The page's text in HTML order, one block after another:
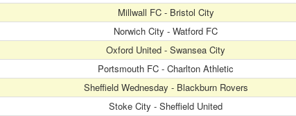
Millwall FC - Bristol City
Norwich City - Watford FC
Oxford United - Swansea City
Portsmouth FC - Charlton Athletic
Sheffield Wednesday - Blackburn Rovers
Stoke City - Sheffield United